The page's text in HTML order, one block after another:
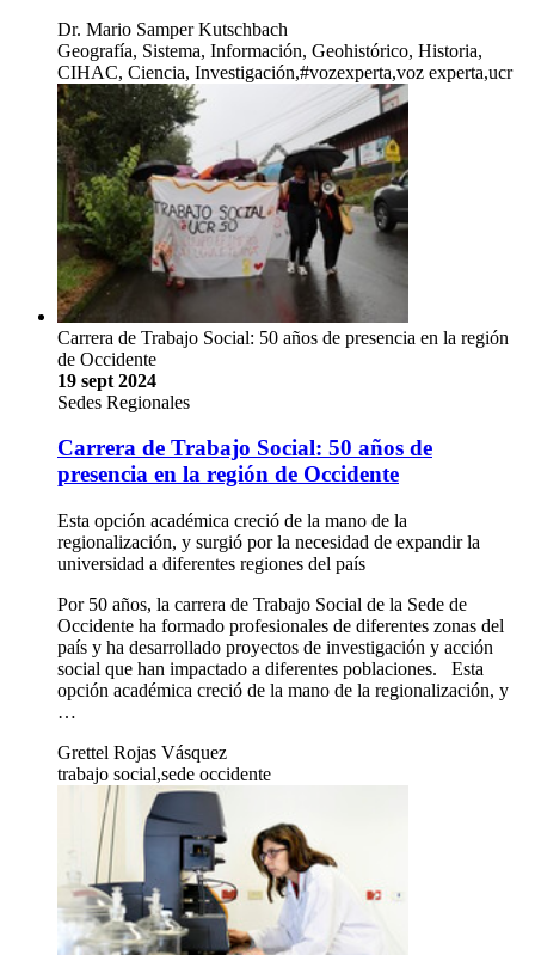
Dr. Mario Samper Kutschbach
Geografía, Sistema, Información, Geohistórico, Historia,
CIHAC, Ciencia, Investigación,#vozexperta,voz experta,ucr
Carrera de Trabajo Social: 50 años de presencia en la región
de Occidente
19 sept 2024
Sedes Regionales
Carrera de Trabajo Social: 50 años de
presencia en la región de Occidente
Esta opción académica creció de la mano de la
regionalización, y surgió por la necesidad de expandir la
universidad a diferentes regiones del país
Por 50 años, la carrera de Trabajo Social de la Sede de
Occidente ha formado profesionales de diferentes zonas del
país y ha desarrollado proyectos de investigación y acción
social que han impactado a diferentes poblaciones. Esta
opción académica creció de la mano de la regionalización, y
…
Grettel Rojas Vásquez
trabajo social,sede occidente